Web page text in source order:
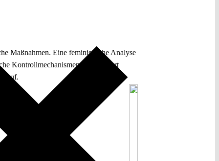
Maßnahmen. Eine feministische Analyse
Kontrollmechanismen unreflektiert
auf.